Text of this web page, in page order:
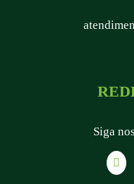
Siga